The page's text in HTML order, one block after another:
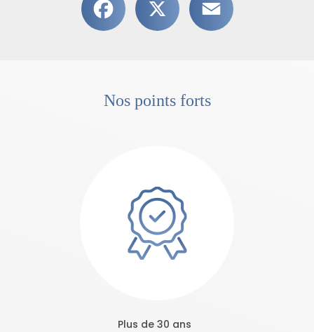
Nos points forts
Plus de 30 ans